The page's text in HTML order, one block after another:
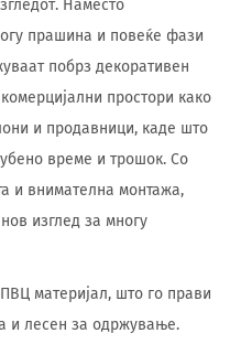
Наместо
прашина и повеќе фази
побрз декоративен
простори како
и продавници, каде што
време и трошок. Со
и внимателна монтажа,
изглед за многу
материјал, што го прави
и лесен за одржување.